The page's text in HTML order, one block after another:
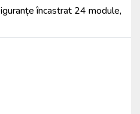
încastrat 24 module,